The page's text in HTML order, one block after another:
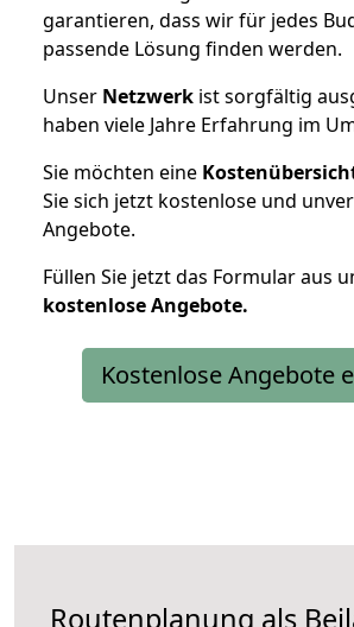
garantieren, dass wir für jedes
passende Lösung finden werden.
Unser Netzwerk ist sorgfältig
haben viele Jahre Erfahrung im
Sie möchten eine
Sie sich jetzt kostenlose und
Angebote.
Füllen Sie jetzt das Formular aus
kostenloseAngebote.
Kostenlose Angebote
Routenplanung als